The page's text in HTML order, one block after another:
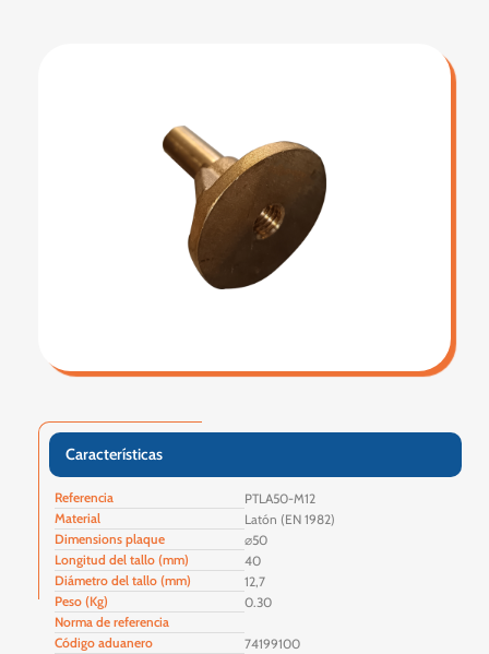
Características
Referencia
PTLA50-M12
Material
Latón (EN 1982)
Dimensions plaque
⌀50
Longitud del tallo (mm)
40
Diámetro del tallo (mm)
12,7
Peso (Kg)
0.30
Norma de referencia
Código aduanero
74199100